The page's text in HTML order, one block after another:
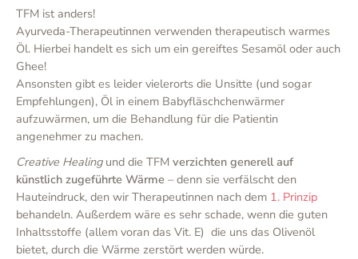
TFM ist anders!
Ayurveda-Therapeutinnen verwenden therapeutisch warmes
Öl. Hierbei handelt es sich um ein gereiftes Sesamöl oder auch
Ghee!
Ansonsten gibt es leider vielerorts die Unsitte (und sogar
Empfehlungen), Öl in einem Babyfläschchenwärmer
aufzuwärmen, um die Behandlung für die Patientin
angenehmer zu machen.
Creative Healingund die TFM verzichten generell auf
künstlich zugeführte Wärme – denn sie verfälscht den
Hauteindruck, den wir Therapeutinnen nach dem 1. Prinzip
behandeln. Außerdem wäre es sehr schade, wenn die guten
Inhaltsstoffe (allem voran das Vit. E) die uns das Olivenöl
bietet, durch die Wärme zerstört werden würde.